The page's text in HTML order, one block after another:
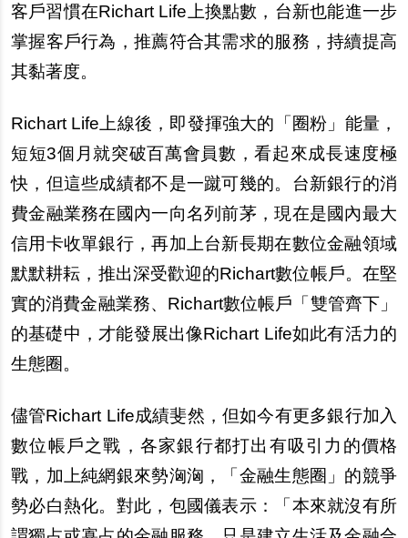
客戶習慣在Richart Life上換點數，台新也能進一步
掌握客戶行為，推薦符合其需求的服務，持續提高
其黏著度。
Richart Life 上線後，即發揮強大的「圈粉」能量，
短短3個月就突破百萬會員數，看起來成長速度極
快，但這些成績都不是一蹴可幾的。台新銀行的消
費金融業務在國內一向名列前茅，現在是國內最大
信用卡收單銀行，再加上台新長期在數位金融領域
默默耕耘，推出深受歡迎的Richart數位帳戶。在堅
實的消費金融業務、Richart數位帳戶 「雙管齊下」
的基礎中，才能發展出像Richart Life如此有活力的
生態圈。
儘管Richart Life成績斐然，但如今有更多銀行加入
數位帳 戶之戰，各家銀行都打出有吸引力的價格
戰，加上純網銀來勢洶洶，「金融生態圈」的競爭
勢必白熱化。對此，包國儀表示：「本來就沒有所